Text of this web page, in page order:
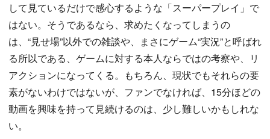
して見ているだけで感心するような「スーパープレイ」で
はない。そうであるなら、求めたくなってしまうの
は、“見せ場”以外での雑談や、まさにゲーム“実況”と呼ばれ
る所以である、ゲームに対する本人ならではの考察や、リ
アクションになってくる。もちろん、現状でもそれらの要
素がないわけではないが、ファンでなければ、15分ほどの
動画を興味を持って見続けるのは、少し難しいかもしれな
い。